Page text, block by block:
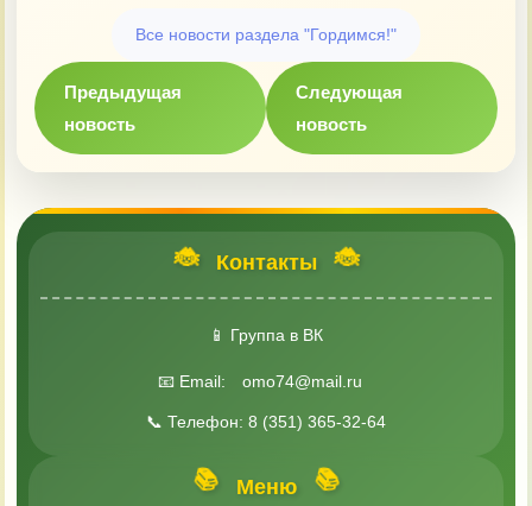
Все новости раздела "Гордимся!"
Предыдущая
новость
Следующая
новость
🐞 Контакты 🐞
📱 Группа в ВК
📧 Email: omo74@mail.ru
📞 Телефон: 8 (351) 365-32-64
📚 Меню 📚